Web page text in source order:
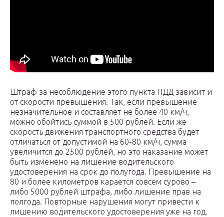
Штраф за несоблюдение этого пункта ПДД зависит и
от скорости превышения. Так, если превышение
незначительное и составляет не более 40 км/ч,
можно обойтись суммой в 500 рублей. Если же
скорость движения транспортного средства будет
отличаться от допустимой на 60-80 км/ч, сумма
увеличится до 2500 рублей, но это наказание может
быть изменено на лишение водительского
удостоверения на срок до полугода. Превышение на
80 и более километров карается совсем сурово –
либо 5000 рублей штрафа, либо лишение прав на
полгода. Повторные нарушения могут привести к
лишению водительского удостоверения уже на год.